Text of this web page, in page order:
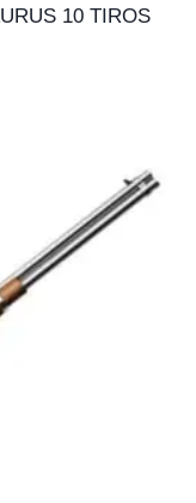
10 TIROS